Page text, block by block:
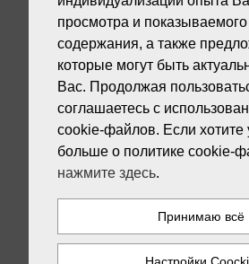
ASTER, N12248R,
447.30
€ 639.00
просмотра и
содержания, а также
которые могут быть
Вас. Продолжая
соглашаетесь с
cookie-файлов. Если хотите
больше о политике cookie-
нажмите здесь.